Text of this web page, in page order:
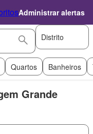
Administrar alertas
Distrito
Quartos Banheiros
Grande